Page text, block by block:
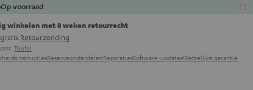
Op voorraad
winkelen met 8 weken retourrecht
Retourzending
Teufel
ReserveonderdelenReparatiesSoftware-updatesWettelijke garantie